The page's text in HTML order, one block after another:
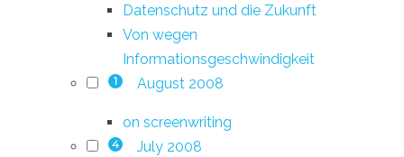
Datenschutz und die Zukunft
Von wegen
Informationsgeschwindigkeit
1 August 2008
on screenwriting
4 July 2008